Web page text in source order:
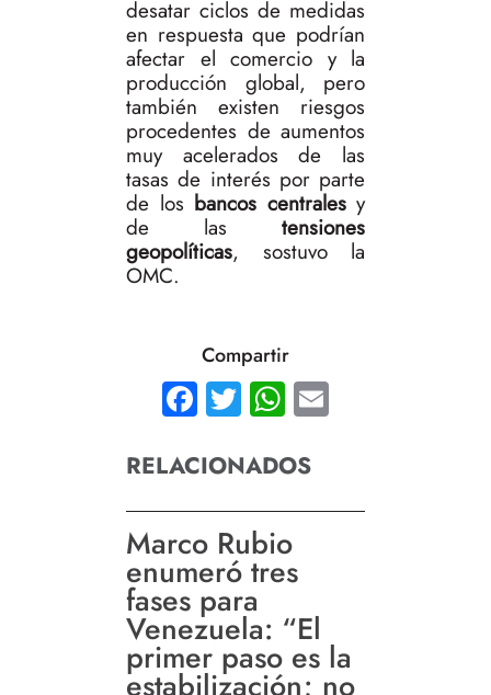
desatar ciclos de medidas
en respuesta que podrían
afectar el comercio y la
producción global, pero
también existen riesgos
procedentes de aumentos
muy acelerados de las
tasas de interés por parte
de los bancos centrales y
de las tensiones
geopolíticas, sostuvo la
OMC.
Compartir
Facebook
TwitterWhatsApp
RELACIONADOS
Marco Rubio
enumeró tres
fases para
Venezuela: “El
primer paso es la
estabilización; no